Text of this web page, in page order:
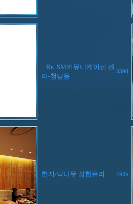
Re..SM커뮤니케이션 센
터-청담동
3398
한지/닥나무 접합유리 7435